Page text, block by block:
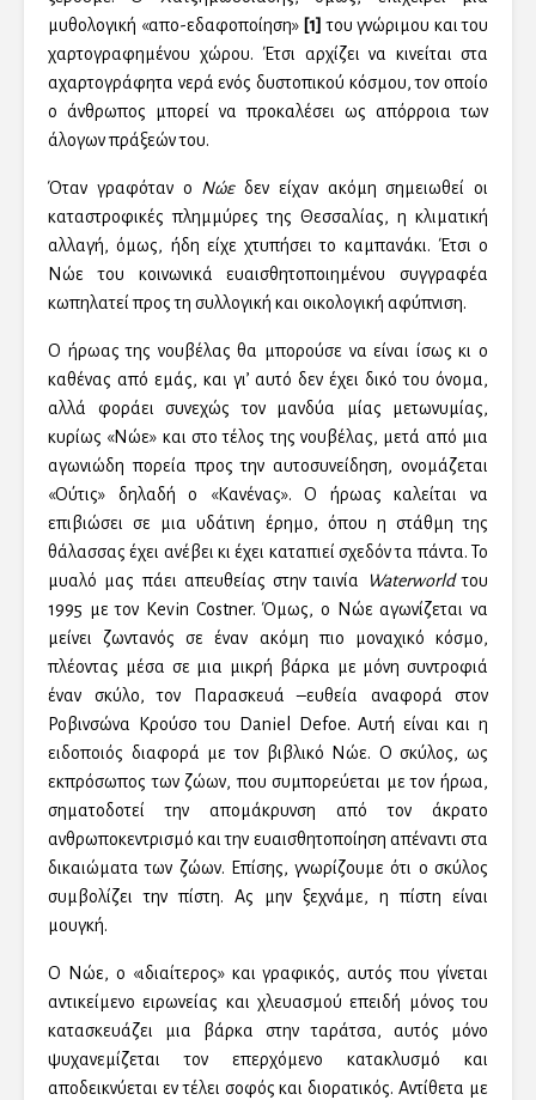
μυθολογική «απο-εδαφοποίηση» [1] του γνώριμου και του
χαρτογραφημένου χώρου. Έτσι αρχίζει να κινείται στα
αχαρτογράφητα νερά ενός δυστοπικού κόσμου, τον οποίο
ο άνθρωπος μπορεί να προκαλέσει ως απόρροια των
άλογων πράξεών του.
Όταν γραφόταν ο Νώεδεν είχαν ακόμη σημειωθεί οι
καταστροφικές πλημμύρες της Θεσσαλίας, η κλιματική
αλλαγή, όμως, ήδη είχε χτυπήσει το καμπανάκι. Έτσι ο
Nώε του κοινωνικά ευαισθητοποιημένου συγγραφέα
κωπηλατεί προς τη συλλογική και οικολογική αφύπνιση.
Ο ήρωας της νουβέλας θα μπορούσε να είναι ίσως κι ο
καθένας από εμάς, και γι’ αυτό δεν έχει δικό του όνομα,
αλλά φοράει συνεχώς τον μανδύα μίας μετωνυμίας,
κυρίως «Νώε» και στο τέλος της νουβέλας, μετά από μια
αγωνιώδη πορεία προς την αυτοσυνείδηση, ονομάζεται
«Ούτις» δηλαδή ο «Κανένας». Ο ήρωας καλείται να
επιβιώσει σε μια υδάτινη έρημο, όπου η στάθμη της
θάλασσας έχει ανέβει κι έχει καταπιεί σχεδόν τα πάντα. Το
μυαλό μας πάει απευθείας στην ταινία
Waterworldτου
1995 με τον Κevin Costner. Όμως, ο Νώε αγωνίζεται να
μείνει ζωντανός σε έναν ακόμη πιο μοναχικό κόσμο,
πλέοντας μέσα σε μια μικρή βάρκα με μόνη συντροφιά
έναν σκύλο, τον Παρασκευά –ευθεία αναφορά στον
Ροβινσώνα Κρούσο του Daniel Defoe. Αυτή είναι και η
ειδοποιός διαφορά με τον βιβλικό Νώε. Ο σκύλος, ως
εκπρόσωπος των ζώων, που συμπορεύεται με τον ήρωα,
σηματοδοτεί την απομάκρυνση από τον άκρατο
ανθρωποκεντρισμό και την ευαισθητοποίηση απέναντι στα
δικαιώματα των ζώων. Επίσης, γνωρίζουμε ότι ο σκύλος
συμβολίζει την πίστη. Ας μην ξεχνάμε, η πίστη είναι
μουγκή.
Ο Νώε, ο «ιδιαίτερος» και γραφικός, αυτός που γίνεται
αντικείμενο ειρωνείας και χλευασμού επειδή μόνος του
κατασκευάζει μια βάρκα στην ταράτσα, αυτός μόνο
ψυχανεμίζεται τον επερχόμενο κατακλυσμό και
αποδεικνύεται εν τέλει σοφός και διορατικός. Αντίθετα με